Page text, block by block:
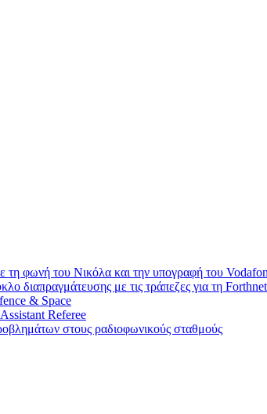
τη φωνή του Νικόλα και την υπογραφή του
διαπραγμάτευσης με τις τράπεζες για τη Forthnet
& Space
Referee
στους ραδιοφωνικούς σταθμούς